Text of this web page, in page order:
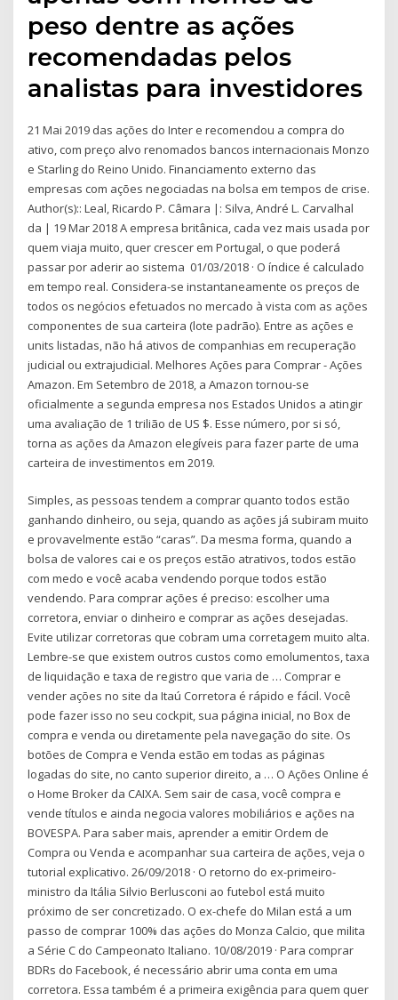
peso dentre as ações
recomendadas pelos
analistas para investidores
21 Mai 2019 das ações do Inter e recomendou a compra do
ativo, com preço alvo renomados bancos internacionais Monzo
e Starling do Reino Unido. Financiamento externo das
empresas com ações negociadas na bolsa em tempos de crise.
Author(s):: Leal, Ricardo P. Câmara |: Silva, André L. Carvalhal
da | 19 Mar 2018 A empresa britânica, cada vez mais usada por
quem viaja muito, quer crescer em Portugal, o que poderá
passar por aderir ao sistema 01/03/2018 · O índice é calculado
em tempo real. Considera-se instantaneamente os preços de
todos os negócios efetuados no mercado à vista com as ações
componentes de sua carteira (lote padrão). Entre as ações e
units listadas, não há ativos de companhias em recuperação
judicial ou extrajudicial. Melhores Ações para Comprar - Ações
Amazon. Em Setembro de 2018, a Amazon tornou-se
oficialmente a segunda empresa nos Estados Unidos a atingir
uma avaliação de 1 trilião de US $. Esse número, por si só,
torna as ações da Amazon elegíveis para fazer parte de uma
carteira de investimentos em 2019.
Simples, as pessoas tendem a comprar quanto todos estão
ganhando dinheiro, ou seja, quando as ações já subiram muito
e provavelmente estão “caras”. Da mesma forma, quando a
bolsa de valores cai e os preços estão atrativos, todos estão
com medo e você acaba vendendo porque todos estão
vendendo. Para comprar ações é preciso: escolher uma
corretora, enviar o dinheiro e comprar as ações desejadas.
Evite utilizar corretoras que cobram uma corretagem muito alta.
Lembre-se que existem outros custos como emolumentos, taxa
de liquidação e taxa de registro que varia de … Comprar e
vender ações no site da Itaú Corretora é rápido e fácil. Você
pode fazer isso no seu cockpit, sua página inicial, no Box de
compra e venda ou diretamente pela navegação do site. Os
botões de Compra e Venda estão em todas as páginas
logadas do site, no canto superior direito, a … O Ações Online é
o Home Broker da CAIXA. Sem sair de casa, você compra e
vende títulos e ainda negocia valores mobiliários e ações na
BOVESPA. Para saber mais, aprender a emitir Ordem de
Compra ou Venda e acompanhar sua carteira de ações, veja o
tutorial explicativo. 26/09/2018 · O retorno do ex-primeiro-
ministro da Itália Silvio Berlusconi ao futebol está muito
próximo de ser concretizado. O ex-chefe do Milan está a um
passo de comprar 100% das ações do Monza Calcio, que milita
a Série C do Campeonato Italiano. 10/08/2019 · Para comprar
BDRs do Facebook, é necessário abrir uma conta em uma
corretora. Essa também é a primeira exigência para quem quer